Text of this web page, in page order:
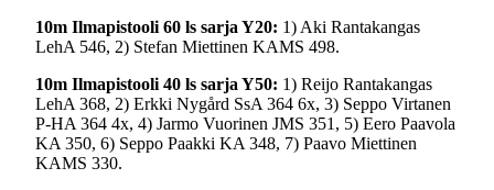
10m Ilmapistooli 60 ls sarja Y20: 1) Aki Rantakangas
LehA 546, 2) Stefan Miettinen KAMS 498.
10m Ilmapistooli 40 ls sarja Y50: 1) Reijo Rantakangas
LehA 368, 2) Erkki Nygård SsA 364 6x, 3) Seppo Virtanen
P-HA 364 4x, 4) Jarmo Vuorinen JMS 351, 5) Eero Paavola
KA 350, 6) Seppo Paakki KA 348, 7) Paavo Miettinen
KAMS 330.